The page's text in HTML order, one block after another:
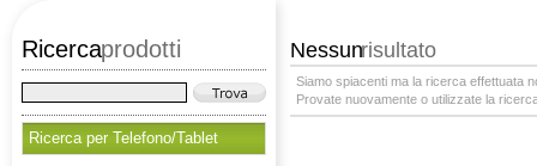
Ricercaprodotti
Ricerca per Telefono/Tablet
Nessunrisultato
Siamo spiacenti ma la ricerca effettuata
Provate nuovamente o utilizzate la